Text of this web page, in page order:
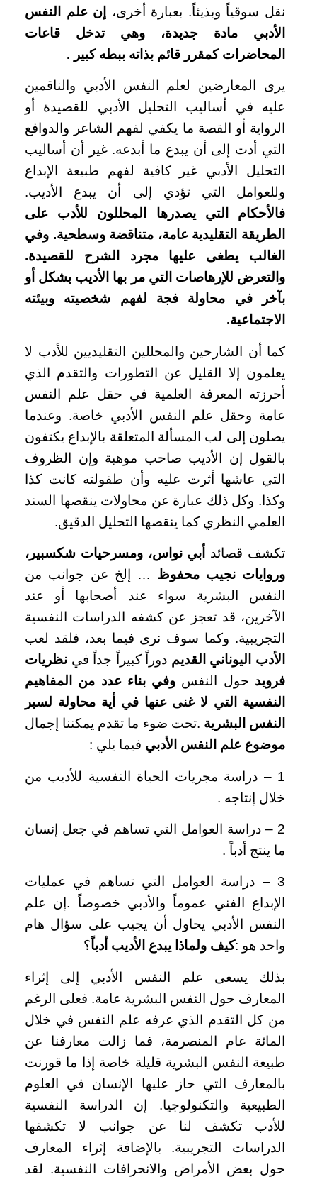
نقل سوقياً وبذيئاً. بعبارة أخرى،
إن علم النفس
الأدبي مادة جديدة، وهي تدخل قاعات
المحاضرات كمقرر قائم بذاته ببطه كبير .
يرى المعارضين لعلم النفس الأدبي والناقمين
عليه في أساليب التحليل الأدبي للقصيدة أو
الرواية أو القصة ما يكفي لفهم الشاعر والدوافع
التي أدت إلى أن يبدع ما أبدعه. غير أن أساليب
التحليل الأدبي غير كافية لفهم طبيعة الإبداع
وللعوامل التي تؤدي إلى أن يبدع الأديب.
فالأحكام التي يصدرها المحللون للأدب على
الطريقة التقليدية عامة، متناقضة وسطحية. وفي
الغالب يطغى عليها مجرد الشرح للقصيدة.
والتعرض للإرهاصات التي مر بها الأديب بشكل أو
بآخر في محاولة فجة لفهم شخصيته وبيئته
الاجتماعية.
كما أن الشارحين والمحللين التقليديين للأدب لا
يعلمون إلا القليل عن التطورات والتقدم الذي
أحرزته المعرفة العلمية في حقل علم النفس
عامة وحقل علم النفس الأدبي خاصة. وعندما
يصلون إلى لب المسألة المتعلقة بالإبداع يكتفون
بالقول إن الأديب صاحب موهبة وإن الظروف
التي عاشها أثرت عليه وأن طفولته كانت كذا
وكذا. وكل ذلك عبارة عن محاولات ينقصها السند
العلمي النظري كما ينقصها التحليل الدقيق.
تكشف قصائد
أبي نواس، ومسرحيات شكسبير،
وروايات نجيب محفوظ … إلخ عن جوانب من
النفس البشرية سواء عند أصحابها أو عند
الآخرين، قد تعجز عن كشفه الدراسات النفسية
التجريبية. وكما سوف نرى فيما بعد، فلقد لعب
الأدب اليوناني القديم دوراً كبيراً جداً في نظريات
فرويد حول النفس وفي بناء عدد من المفاهيم
النفسية التي لا غنى عنها في أية محاولة لسبر
النفس البشرية .تحت ضوء ما تقدم يمكننا إجمال
موضوع علم النفس الأدبي فيما يلي :
1 – دراسة مجريات الحياة النفسية للأديب من
خلال إنتاجه .
2 – دراسة العوامل التي تساهم في جعل إنسان
ما ينتج أدباً .
3 – دراسة العوامل التي تساهم في عمليات
الإبداع الفني عموماً والأدبي خصوصاً .إن علم
النفس الأدبي يحاول أن يجيب على سؤال هام
واحد هو :كيف ولماذا يبدع الأديب أدباً؟
بذلك يسعى علم النفس الأدبي إلى إثراء
المعارف حول النفس البشرية عامة. فعلى الرغم
من كل التقدم الذي عرفه علم النفس في خلال
المائة عام المنصرمة، فما زالت معارفنا عن
طبيعة النفس البشرية قليلة خاصة إذا ما قورنت
بالمعارف التي حاز عليها الإنسان في العلوم
الطبيعية والتكنولوجيا. إن الدراسة النفسية
للأدب تكشف لنا عن جوانب لا تكشفها
الدراسات التجريبية. بالإضافة إثراء المعارف
حول بعض الأمراض والانحرافات النفسية. لقد